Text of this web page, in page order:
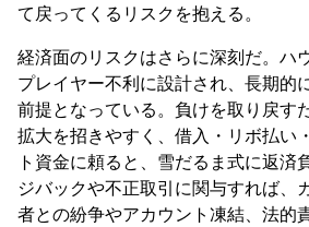
て戻ってくるリスクを抱える。
経済面のリスクはさらに深刻だ。ハ
プレイヤー不利に設計され、長期的
前提となっている。負けを取り戻す
拡大を招きやすく、借入・リボ払い
ト資金に頼ると、雪だるま式に返済
ジバックや不正取引に関与すれば、
者との紛争やアカウント凍結、法的